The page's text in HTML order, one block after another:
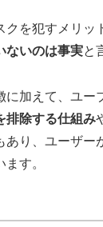
を犯すメリッ
ないのは事実と
加えて、ユー
排除する仕組み
あり、ユーザー
す。